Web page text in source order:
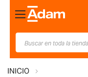
Toggle
Nav
INICIO